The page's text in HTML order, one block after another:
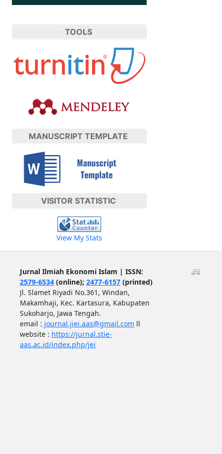
TOOLS
MANUSCRIPT TEMPLATE
VISITOR STATISTIC
View My Stats
Jurnal Ilmiah Ekonomi Islam | ISSN:
2579-6534(online); 2477-6157(printed)
Jl. Slamet Riyadi No.361, Windan,
Makamhaji, Kec. Kartasura, Kabupaten
Sukoharjo, Jawa Tengah.
email : journal.jiei.aas@gmail.com ll
website : https://jurnal.stie-
aas.ac.id/index.php/jei